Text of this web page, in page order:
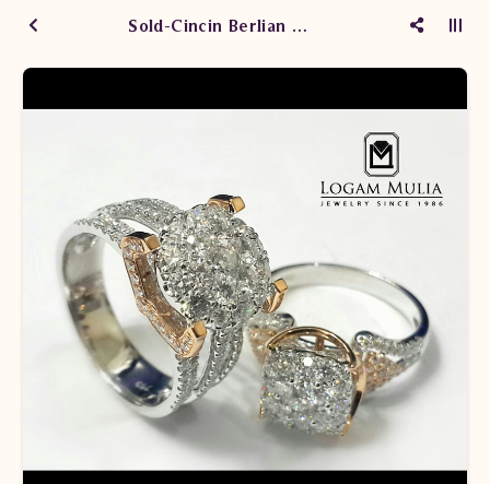
Sold-Cincin Berlian Wanita ARW.R202072 sENs